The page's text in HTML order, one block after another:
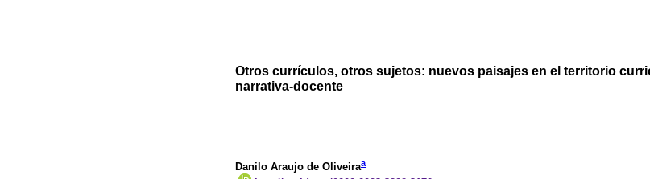
Otros currículos, otros sujetos: nuevos paisajes en el territorio
narrativa-docente
Danilo Araujo de Oliveiraa